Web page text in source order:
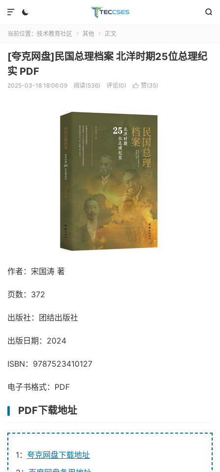
 

当前位置： 技术教育社区  其他  正文
[夸克网盘]民国总理档案 北洋时期25位总理纪
实 PDF
2025-03-18 18:06:09 阅读(536) 评论(0)  赞(35)
作者：宋国涛 著
页数：372
出版社：团结出版社
出版日期：2024
ISBN：9787523410127
电子书格式：PDF
PDF下载地址
1： 夸克网盘下载地址